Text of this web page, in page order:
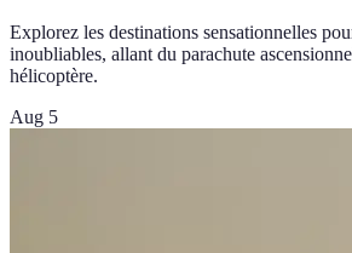
Explorez les destinations sensationnelles
inoubliables, allant du parachute
hélicoptère.
Aug 5